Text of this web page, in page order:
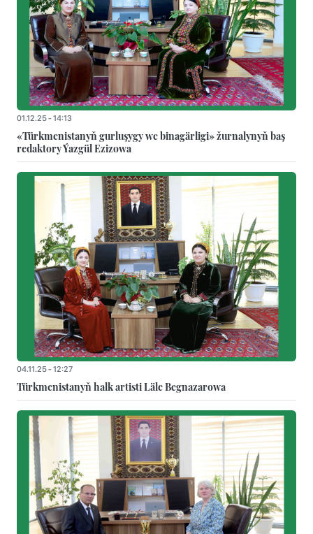
01.12.25 - 14:13
«Türkmenistanyň gurluşygy we binagärligi» žurnalynyň baş
redaktory Ýazgül Ezizowa
04.11.25 - 12:27
Türkmenistanyň halk artisti Läle Begnazarowa